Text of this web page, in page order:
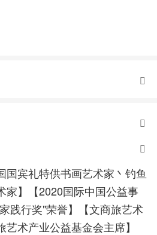
国宾礼特供书画艺术家丶钓鱼
家】【2020国际中国公益事
践行奖"荣誉】【文商旅艺术
术产业公益基金会主席】